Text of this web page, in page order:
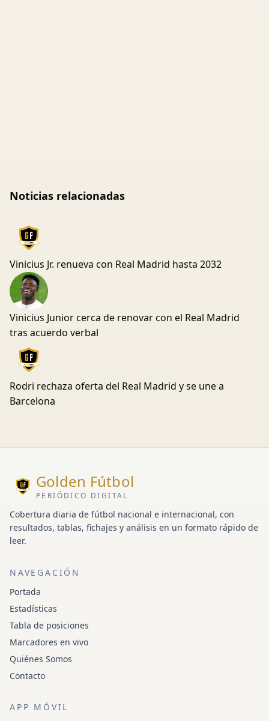
Noticias relacionadas
Vinicius Jr. renueva con Real Madrid hasta 2032
Vinicius Junior cerca de renovar con el Real Madrid
tras acuerdo verbal
Rodri rechaza oferta del Real Madrid y se une a
Barcelona
Golden Fútbol
PERIÓDICO DIGITAL
Cobertura diaria de fútbol nacional e internacional, con
resultados, tablas, fichajes y análisis en un formato rápido de
leer.
NAVEGACIÓN
Portada
Estadísticas
Tabla de posiciones
Marcadores en vivo
Quiénes Somos
Contacto
APP MÓVIL